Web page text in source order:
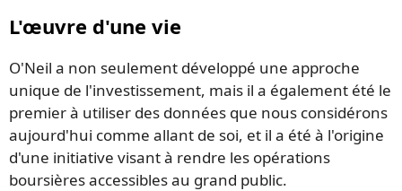
L'œuvre d'une vie
O'Neil a non seulement développé une approche
unique de l'investissement, mais il a également été le
premier à utiliser des données que nous considérons
aujourd'hui comme allant de soi, et il a été à l'origine
d'une initiative visant à rendre les opérations
boursières accessibles au grand public.